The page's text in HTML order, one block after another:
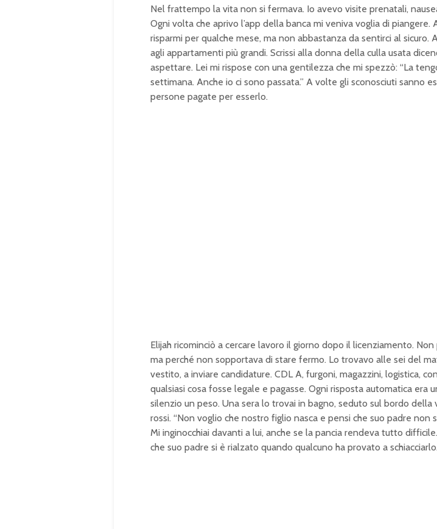
Nel frattempo la vita non si fermava. Io avevo visite prenatali,
Ogni volta che aprivo l’app della banca mi veniva voglia di piangere.
risparmi per qualche mese, ma non abbastanza da sentirci al sicuro.
agli appartamenti più grandi. Scrissi alla donna della culla usata
aspettare. Lei mi rispose con una gentilezza che mi spezzò: “La
settimana. Anche io ci sono passata.” A volte gli sconosciuti sanno
persone pagate per esserlo.
Elijah ricominciò a cercare lavoro il giorno dopo il licenziamento.
ma perché non sopportava di stare fermo. Lo trovavo alle sei del
vestito, a inviare candidature. CDL A, furgoni, magazzini, logistica,
qualsiasi cosa fosse legale e pagasse. Ogni risposta automatica era
silenzio un peso. Una sera lo trovai in bagno, seduto sul bordo della
rossi. “Non voglio che nostro figlio nasca e pensi che suo padre non
Mi inginocchiai davanti a lui, anche se la pancia rendeva tutto
che suo padre si è rialzato quando qualcuno ha provato a